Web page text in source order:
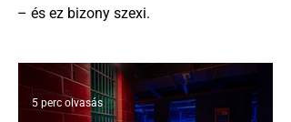
– és ez bizony szexi.
5 perc olvasás